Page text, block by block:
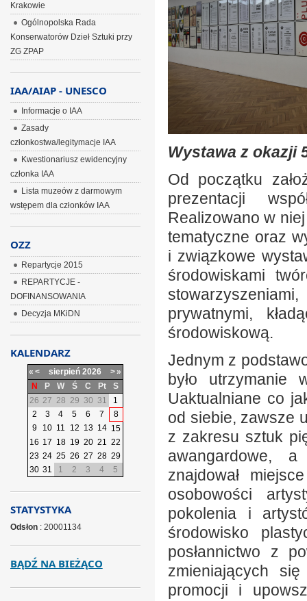
Wystawa z okazji
Od początku
prezentacji
Realizowano w
tematyczne oraz
i związkowe
środowiskami
prywatnymi,
środowiskową.
Jednym z
było utrzymanie
Uaktualniane co
od siebie, zawsze
z zakresu sztuk
awangardowe,
znajdował
osobowości
pokolenia i
środowisko
posłannictwo z
zmieniających
promocji i
Krakowie
Ogólnopolska Rada
Konserwatorów Dzieł Sztuki przy
ZG ZPAP
IAA/AIAP - UNESCO
Informacje o IAA
Zasady
członkostwa/legitymacje IAA
Kwestionariusz ewidencyjny
członka IAA
Lista muzeów z darmowym
wstępem dla członków IAA
OZZ
Repartycje 2015
REPARTYCJE -
DOFINANSOWANIA
Decyzja MKiDN
KALENDARZ
« < sierpień 2026 >»
N
P W Ś C Pt
S
26 27 28 29 30 31
1
2
3 4 5 6 7
8
9
10 11 12 13 14 15
16 17 18 19 20 21 22
23 24 25 26 27 28 29
30 31 1 2 3 4 5
STATYSTYKA
Odsłon: 20001134
BĄDŹ NA BIEŻĄCO